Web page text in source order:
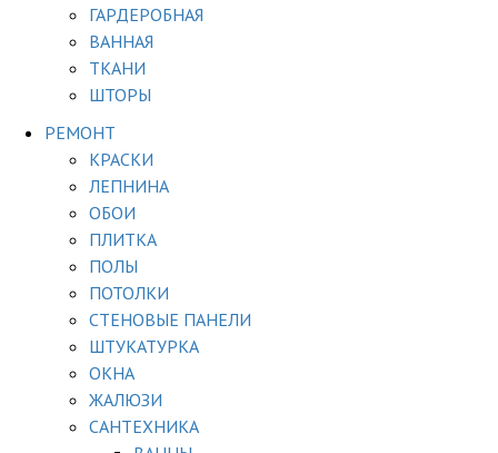
ГАРДЕРОБНАЯ
ВАННАЯ
ТКАНИ
ШТОРЫ
РЕМОНТ
КРАСКИ
ЛЕПНИНА
ОБОИ
ПЛИТКА
ПОЛЫ
ПОТОЛКИ
СТЕНОВЫЕ ПАНЕЛИ
ШТУКАТУРКА
ОКНА
ЖАЛЮЗИ
САНТЕХНИКА